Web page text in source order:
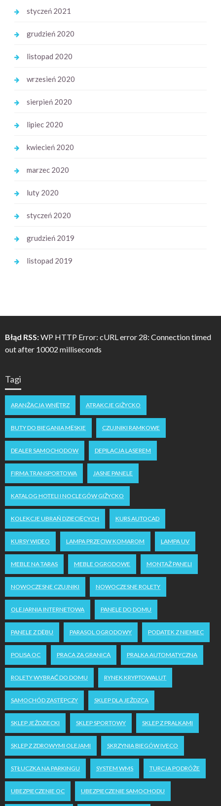
styczeń 2021
grudzień 2020
listopad 2020
wrzesień 2020
sierpień 2020
lipiec 2020
kwiecień 2020
marzec 2020
luty 2020
styczeń 2020
grudzień 2019
listopad 2019
Błąd RSS:WP HTTP Error: cURL error 28: Connection timed
out after 10002 milliseconds
Tagi
ARANŻACJA WNĘTRZ ATRAKCJE GIŻYCKO
BUTY DO BIEGANIA MĘSKIE CZUJNIKI RAMKOWE
DEALER SAMOCHODOW DEPILACJA LASEREM
FIRMA TRANSPORTOWA JASNE PANELE
KATALOG HOTELI I NOCLEGÓW GIŻYCKO
KOLEKCJE UBRAŃ DZIECIĘCYCH KURS AUTOCAD
KURSY WIDEO LAMPA PRZECIW KOMAROM LAMPA UV
MEBLE NA TARAS MEBLE OGRODOWE MONTAŻ PANELI
NOWOCZESNE CZUJNIKI NOWOCZESNE ROLETY
OLEJARNIA INTERNETOWA PANELE DO DOMU
PANELE Z DĘBU PARASOL OGRODOWY PODATEK Z NIEMIEC
POLISA OC PRACA ZA GRANICĄ PRALKA AUTOMATYCZNA
ROLETY WYBRAĆ DO DOMU RYNEK KRYPTOWALUT
SAMOCHÓD ZASTĘPCZY SKLEP DLA JEŹDZCA
SKLEP JEŹDZIECKI SKLEP SPORTOWY SKLEP Z PRALKAMI
SKLEP Z ZDROWYMI OLEJAMI SKRZYNIA BIEGÓW IVECO
STŁUCZKA NA PARKINGU SYSTEM WMS TURCJA PODRÓŻE
UBEZPIECZENIE OC UBEZPIECZENIE SAMOCHODU